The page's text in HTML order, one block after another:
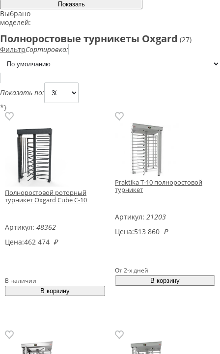
Выбрано
моделей:
Полноростовые турникеты Oxgard (27)
ФильтрСортировка:
Показать по:
*}
Полноростовой роторный
турникет Oxgard Cube C-10
Артикул: 48362
Цена:462 474 ₽
В наличии
Praktika T-10 полноростовой
турникет
Артикул: 21203
Цена:513 860 ₽
От 2-х дней